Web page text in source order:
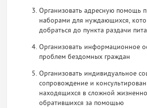
Организовать адресную помощь
наборами для нуждающихся,
добраться до пункта раздачи
Организовать информационное
проблем бездомных граждан
Организовать индивидуальное
сопровождение и
находящихся в сложной
обратившихся за помощью